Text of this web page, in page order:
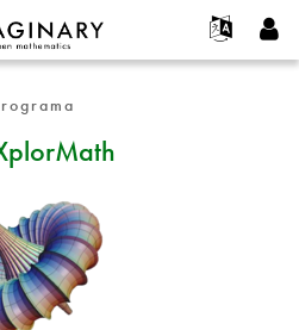
Türkçe
Textos
nueva cuenta
nueva contraseña